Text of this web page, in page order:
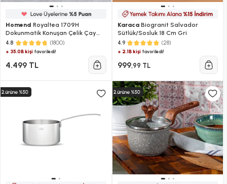
Homend Royaltea 1709H
Dokunmatik Konuşan Çelik Çay
Makinesi Inox
4.8 (1800)
+ 35.0B kişi favoriledi!
4.499 TL
KaracaBiogranit Salvador
Sütlük/Sosluk 18 Cm Gri
4.9 (28)
+ 2.1B kişifavoriledi!
999,99 TL